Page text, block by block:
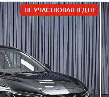
НЕ УЧАСТВОВАЛ В ДТП